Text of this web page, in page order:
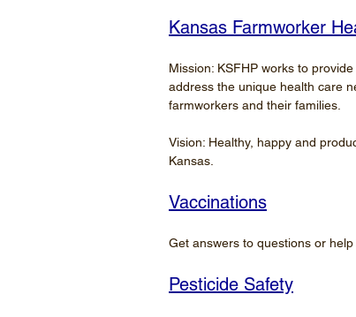
Kansas Farmworker
Mission: KSFHP works to
address the unique health care
farmworkers and their families.
Vision: Healthy, happy and
Kansas.
Vaccinations
Get answers to questions or
Pesticide Safety